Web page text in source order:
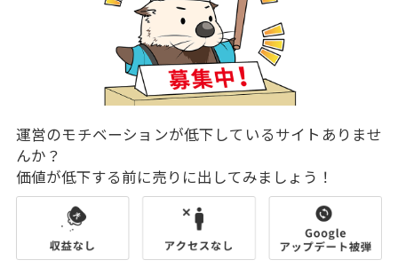
運営のモチベーションが低下しているサイトありませ
んか？
価値が低下する前に売りに出してみましょう！